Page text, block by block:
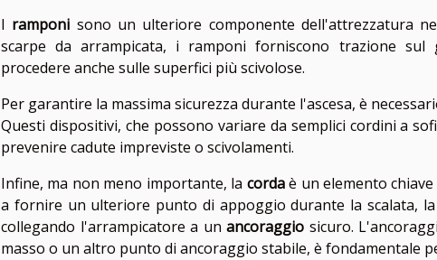
I ramponi sono un ulteriore componente dell'attrezzatura
scarpe da arrampicata, i ramponi forniscono trazione sul
procedere anche sulle superfici più scivolose.
Per garantire la massima sicurezza durante l'ascesa, è
Questi dispositivi, che possono variare da semplici cordini a
prevenire cadute impreviste o scivolamenti.
Infine, ma non meno importante, la cordaè un elemento
a fornire un ulteriore punto di appoggio durante la scalata,
collegando l'arrampicatore a unancoraggio sicuro.
masso o un altro punto di ancoraggio stabile, è fondamentale